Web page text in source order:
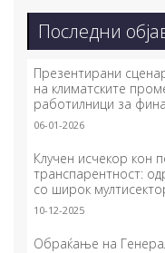
Последни
Презентирани
на климатските
работилници за
06-01-2026
Клучен исчекор кон
транспарентност:
со широк
10-12-2025
Обраќање на